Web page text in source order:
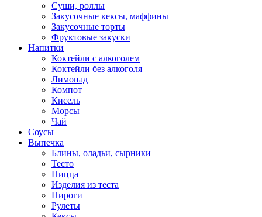
Суши, роллы
Закусочные кексы, маффины
Закусочные торты
Фруктовые закуски
Напитки
Коктейли с алкоголем
Коктейли без алкоголя
Лимонад
Компот
Кисель
Морсы
Чай
Соусы
Выпечка
Блины, оладьи, сырники
Тесто
Пицца
Изделия из теста
Пироги
Рулеты